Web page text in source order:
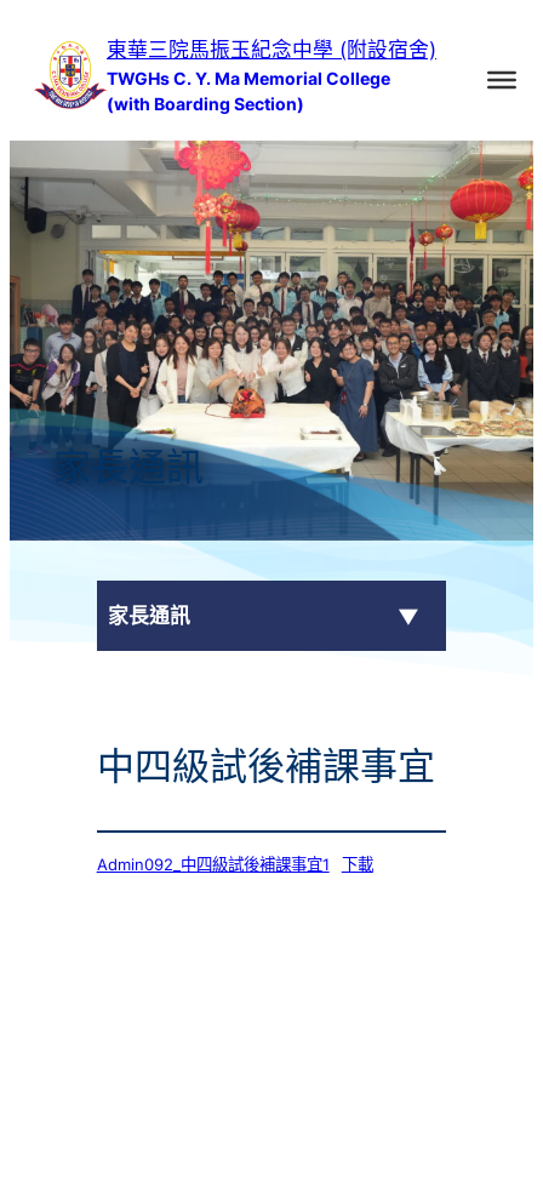
容
東華三院馬振玉紀念中學 (附設宿舍)
TWGHs C. Y. Ma Memorial College
(with Boarding Section)
家長通訊
家長通訊
學校通告
中四級試後補課事宜
Admin092_中四級試後補課事宜1 下載